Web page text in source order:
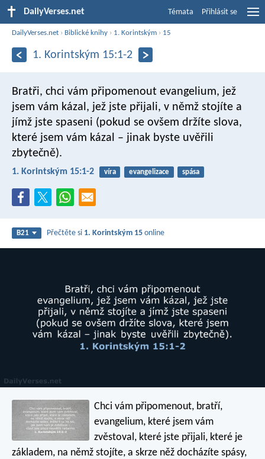
DailyVerses.net Témata Přihlásit se
DailyVerses.net › Biblické knihy › 1. Korintským › 15
1. Korintským 15:1-2
Bratři, chci vám připomenout evangelium, jež
jsem vám kázal, jež jste přijali, v němž stojíte a
jímž jste spaseni (pokud se ovšem držíte slova,
které jsem vám kázal – jinak byste uvěřili
zbytečně).
1. Korintským 15:1-2 víra evangelizace spása
B21 Přečtěte si 1. Korintským 15 online
Chci vám připomenout, bratří,
evangelium, které jsem vám
zvěstoval, které jste přijali, které je
základem, na němž stojíte, a skrze něž docházíte spásy,